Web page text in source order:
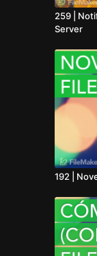
259 |
Server
192 |